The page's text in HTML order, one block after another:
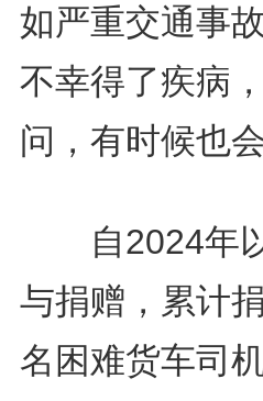
如严重交通事
不幸得了疾病
问，有时候也
自2024年以
与捐赠，累计
名困难货车司